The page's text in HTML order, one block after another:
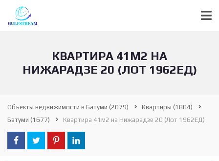
КВАРТИРА 41М2 НА
НИЖАРАДЗЕ 20 (ЛОТ 1962ЕД)
Объекты недвижимости в Батуми (2079) Квартиры (1804)
Батуми (1677) Квартира 41м2 на Нижарадзе 20 (Лот 1962ЕД)